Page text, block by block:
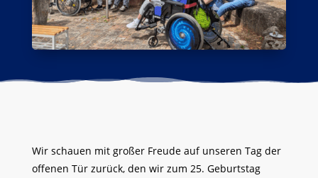
Wir schauen mit großer Freude auf unseren Tag der
offenen Tür zurück, den wir zum 25. Geburtstag